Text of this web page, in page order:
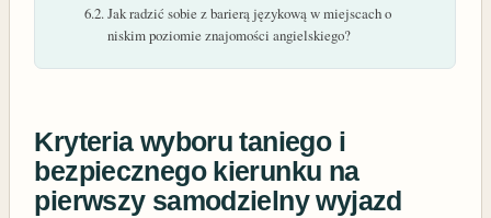
Jak radzić sobie z barierą językową w miejscach o
niskim poziomie znajomości angielskiego?
Kryteria wyboru taniego i
bezpiecznego kierunku na
pierwszy samodzielny wyjazd